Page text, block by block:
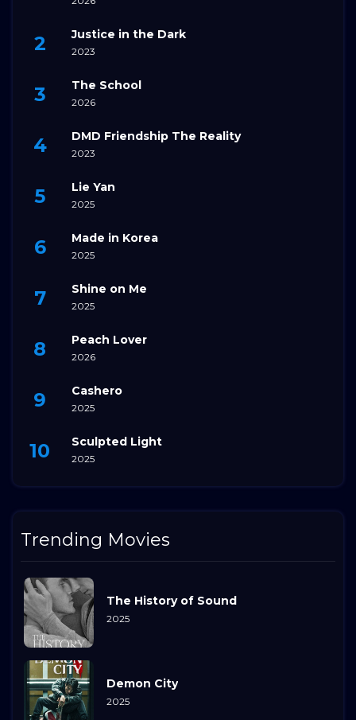
Justice in the Dark
2023
The School
2026
DMD Friendship The Reality
2023
Lie Yan
2025
Made in Korea
2025
Shine on Me
2025
Peach Lover
2026
Cashero
2025
Sculpted Light
2025
Trending Movies
The History of Sound
2025
Demon City
2025